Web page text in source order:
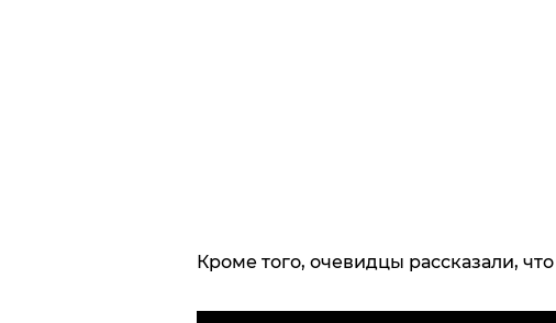
Кроме того, очевидцы рассказали,